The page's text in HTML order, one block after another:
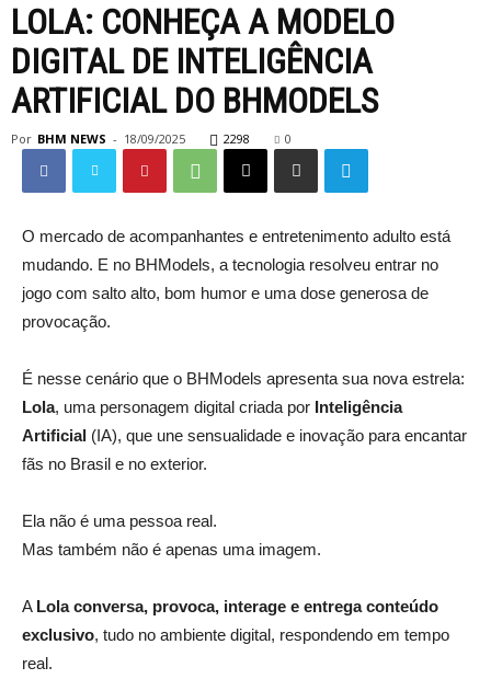
LOLA: CONHEÇA A MODELO
DIGITAL DE INTELIGÊNCIA
ARTIFICIAL DO BHMODELS
Por BHM NEWS - 18/09/2025 2298 0
O mercado de acompanhantes e entretenimento adulto está
mudando. E no BHModels, a tecnologia resolveu entrar no
jogo com salto alto, bom humor e uma dose generosa de
provocação.
É nesse cenário que o BHModels apresenta sua nova estrela:
Lola, uma personagem digital criada por Inteligência
Artificial (IA), que une sensualidade e inovação para encantar
fãs no Brasil e no exterior.
Ela não é uma pessoa real.
Mas também não é apenas uma imagem.
A Lola conversa, provoca, interage e entrega conteúdo
exclusivo, tudo no ambiente digital, respondendo em tempo
real.